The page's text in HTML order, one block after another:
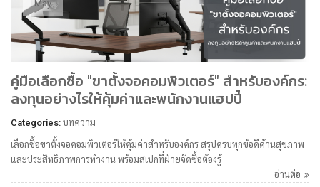
May
คู่มือเลือกซื้อ "ขาตั้งจอคอมพิวเตอร์" สำหรับองค์กร:
ลงทุนอย่างไรให้คุ้มค่าและพนักงานแฮปปี้
Categories: บทความ
เลือกซื้อขาตั้งจอคอมพิวเตอร์ให้คุ้มค่าสำหรับองค์กร สรุปครบทุกข้อดีด้านสุขภาพ
และประสิทธิภาพการทำงาน พร้อมสเปกที่ฝ่ายจัดซื้อต้องรู้
อ่านต่อ